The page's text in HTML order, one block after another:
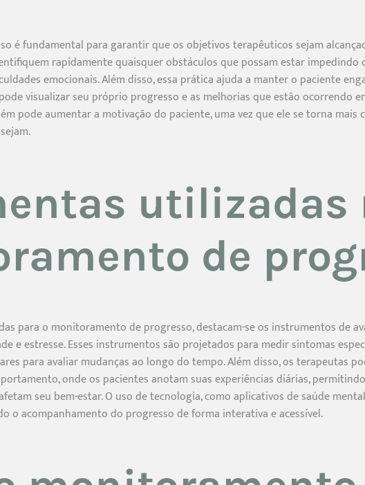
é fundamental para garantir que os objetivos terapêuticos sejam
rapidamente quaisquer obstáculos que possam estar impedindo
emocionais. Além disso, essa prática ajuda a manter o paciente
visualizar seu próprio progresso e as melhorias que estão ocorrendo
pode aumentar a motivação do paciente, uma vez que ele se torna mais
utilizadas
de
para o monitoramento de progresso, destacam-se os instrumentos de
e estresse. Esses instrumentos são projetados para medir sintomas
para avaliar mudanças ao longo do tempo. Além disso, os terapeutas
onde os pacientes anotam suas experiências diárias,
seu bem-estar. O uso de tecnologia, como aplicativos de saúde
o acompanhamento do progresso de forma interativa e acessível.